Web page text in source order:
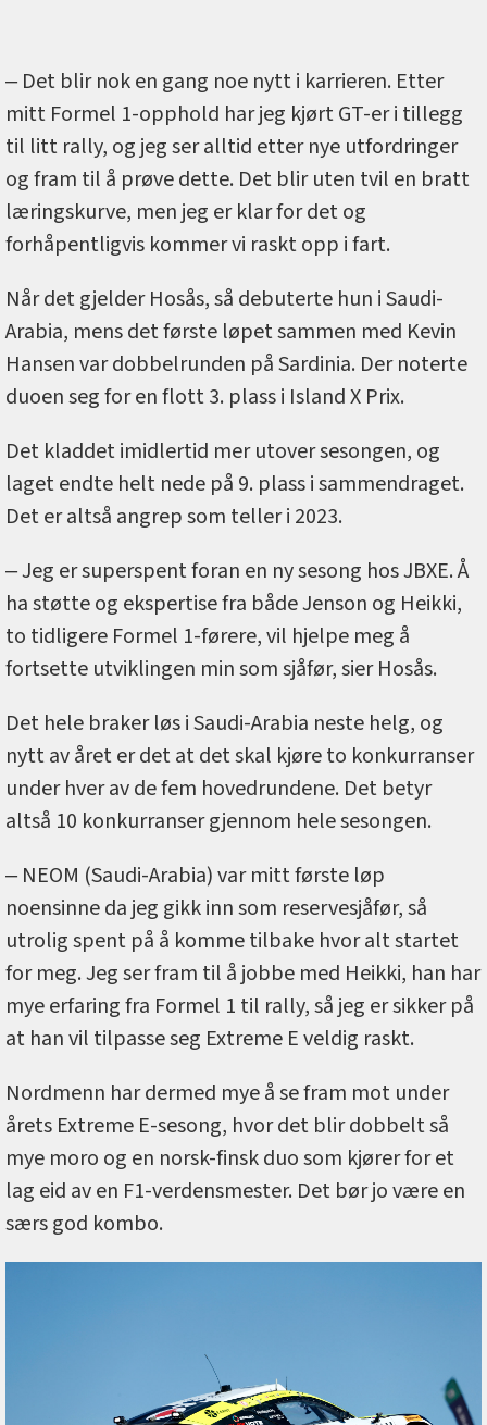
‒ Det blir nok en gang noe nytt i karrieren. Etter
mitt Formel 1-opphold har jeg kjørt GT-er i tillegg
til litt rally, og jeg ser alltid etter nye utfordringer
og fram til å prøve dette. Det blir uten tvil en bratt
læringskurve, men jeg er klar for det og
forhåpentligvis kommer vi raskt opp i fart.
Når det gjelder Hosås, så debuterte hun i Saudi-
Arabia, mens det første løpet sammen med Kevin
Hansen var dobbelrunden på Sardinia. Der noterte
duoen seg for en flott 3. plass i Island X Prix.
Det kladdet imidlertid mer utover sesongen, og
laget endte helt nede på 9. plass i sammendraget.
Det er altså angrep som teller i 2023.
‒ Jeg er superspent foran en ny sesong hos JBXE. Å
ha støtte og ekspertise fra både Jenson og Heikki,
to tidligere Formel 1-førere, vil hjelpe meg å
fortsette utviklingen min som sjåfør, sier Hosås.
Det hele braker løs i Saudi-Arabia neste helg, og
nytt av året er det at det skal kjøre to konkurranser
under hver av de fem hovedrundene. Det betyr
altså 10 konkurranser gjennom hele sesongen.
‒ NEOM (Saudi-Arabia) var mitt første løp
noensinne da jeg gikk inn som reservesjåfør, så
utrolig spent på å komme tilbake hvor alt startet
for meg. Jeg ser fram til å jobbe med Heikki, han har
mye erfaring fra Formel 1 til rally, så jeg er sikker på
at han vil tilpasse seg Extreme E veldig raskt.
Nordmenn har dermed mye å se fram mot under
årets Extreme E-sesong, hvor det blir dobbelt så
mye moro og en norsk-finsk duo som kjører for et
lag eid av en F1-verdensmester. Det bør jo være en
særs god kombo.